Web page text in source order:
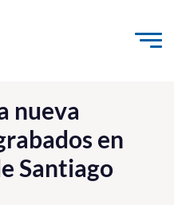
nueva
en
Santiago